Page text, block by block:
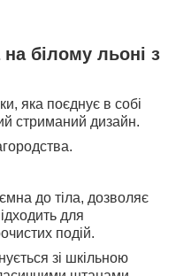
білому льоні з
яка поєднує в собі
стриманий дизайн.
до тіла, дозволяє
для
подій.
зі шкільною